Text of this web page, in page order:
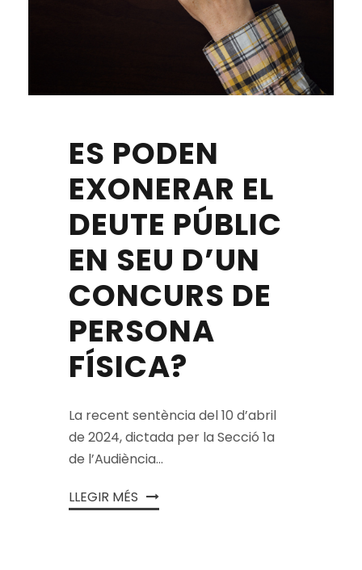
ES PODEN
EXONERAR EL
DEUTE PÚBLIC
EN SEU D’UN
CONCURS DE
PERSONA
FÍSICA?
La recent sentència del 10 d’abril
de 2024, dictada per la Secció 1a
de l’Audiència...
LLEGIR MÉS